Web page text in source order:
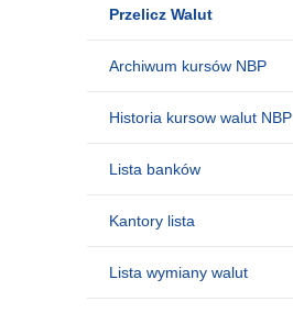
Przelicz Walut
Archiwum kursów NBP
Historia kursow walut NBP
Lista banków
Kantory lista
Lista wymiany walut